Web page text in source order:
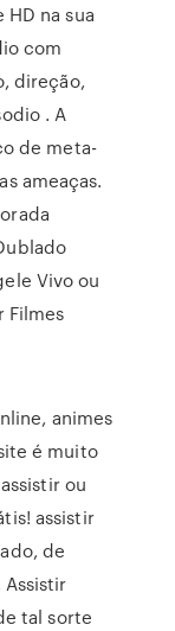
na sua
com
direção,
. A
de meta-
ameaças.
Vivo ou
Filmes
animes
é muito
ou
assistir
de
tal sorte